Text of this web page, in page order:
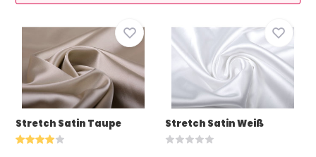
Stretch Satin Taupe Stretch Satin Weiß